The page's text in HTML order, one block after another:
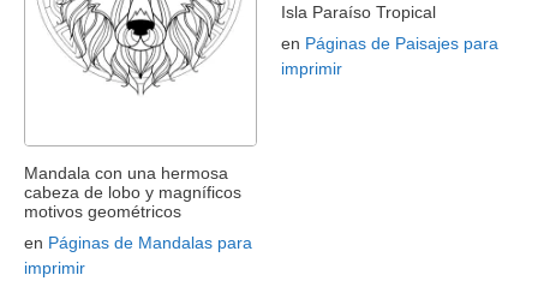
Mandala con una hermosa
cabeza de lobo y magníficos
motivos geométricos
en Páginas de Mandalas para
imprimir
Isla Paraíso Tropical
en Páginas de Paisajes para
imprimir